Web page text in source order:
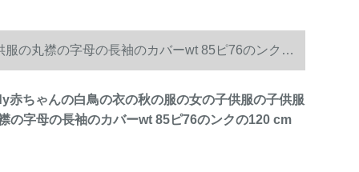
の丸襟の字母の長袖のカバーwt 85ピ76のンクの
赤ちゃんの白鳥の衣の秋の服の女の子供服の子供服
の字母の長袖のカバーwt 85ピ76のンクの120 cm